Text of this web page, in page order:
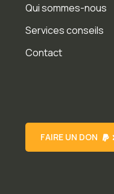
Qui sommes-nous
Services conseils
Contact
FAIRE UN DON